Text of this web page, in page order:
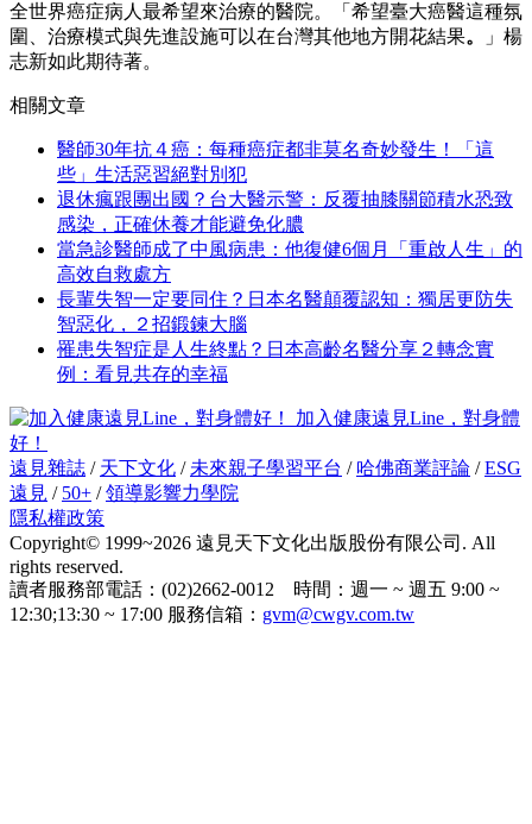
全世界癌症病人最希望來治療的醫院。「希望臺大癌醫這種氛
圍、治療模式與先進設施可以在台灣其他地方開花結果。
」楊
志新如此期待著。
相關文章
醫師30年抗４癌：每種癌症都非莫名奇妙發生！「這
些」生活惡習絕對別犯
退休瘋跟團出國？台大醫示警：反覆抽膝關節積水恐致
感染，正確休養才能避免化膿
當急診醫師成了中風病患：他復健6個月「重啟人生」的
高效自救處方
長輩失智一定要同住？日本名醫顛覆認知：獨居更防失
智惡化，２招鍛鍊大腦
罹患失智症是人生終點？日本高齡名醫分享２轉念實
例：看見共存的幸福
加入健康遠見Line，對身體
好！
遠見雜誌 / 天下文化 / 未來親子學習平台 / 哈佛商業評論 /ESG
遠見 / 50+ /領導影響力學院
隱私權政策
Copyright© 1999~2026 遠見天下文化出版股份有限公司. All
rights reserved.
讀者服務部電話：(02)2662-0012 時間：週一 ~ 週五 9:00 ~
12:30;13:30 ~ 17:00 服務信箱： gvm@cwgv.com.tw